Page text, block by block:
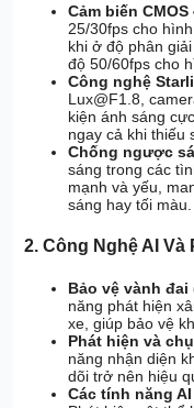
Cảm biến CMOS
25/30fps cho
khi ở độ phân
độ 50/60fps cho
Công nghệ
Lux@F1.8,
kiện ánh sáng
ngay cả khi thiếu
Chống ngược
sáng trong các
mạnh và yếu,
sáng hay tối màu.
2. Công Nghệ AI Và
Bảo vệ vành
năng phát hiện
xe, giúp bảo vệ
Phát hiện và
năng nhận diện
dõi trở nên hiệu
Các tính năng